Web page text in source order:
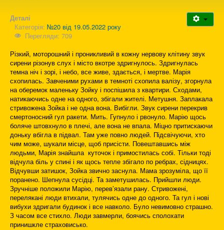
Деталі
Категорія: №20 від 19.05.2022 року
Перегляди: 709
Різкий, моторошний і проникливий в кожну нервову клітину звук
сирени різонув слух і місто вкотре здригнулось. Здригнулась
темна ніч і зорі, і небо, все живе, здається, і мертве. Марія
схопилась. Завченими рухами в темноті схопила валізу, згорнула
на оберемок маленьку Зойку і поспішила з квартири. Сходами,
натикаючись одне на одного, збігали жителі. Метушня. Заплакала
стривожена Зойка і не одна вона. Вибігли. Звук сирени перекрив
смертоносний гул ракети. Мить. Гупнуло і рвонуло. Марію щось
боляче штовхнуло в плечі, але вона не впала. Міцно притискаючи
доньку вбігла в підвал. Там уже повно людей. Підсвічуючи, хто
чим може, шукали місце, щоб присісти. Повештавшись між
людьми, Марія знайшла куточок і примостилась собі. Тільки тоді
відчула біль у спині і як щось тепле збігало по ребрах, сідницях.
Відчувши затишок, Зойка звично заснула. Мама зрозуміла, що її
поранено. Шепнула сусідці. Та заметушилась. Прийшли люди.
Зручніше положили Марію, перев’язали рану. Стривожені,
перелякані люди втихали, тулячись одне до одного. Та гул і нові
вибухи здригали будинок і все навколо. Було невимовно страшно.
З часом все стихло. Люди завмерли, боячись сполохати
принишкле страховисько.